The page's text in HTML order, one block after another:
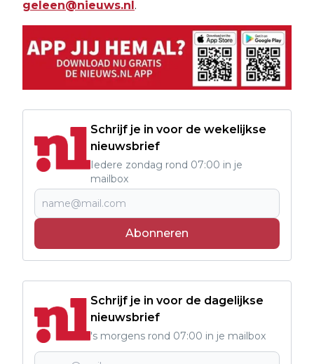
geleen@nieuws.nl.
Schrijf je in voor de wekelijkse
nieuwsbrief
Iedere zondag rond 07:00 in je
mailbox
Abonneren
Schrijf je in voor de dagelijkse
nieuwsbrief
's morgens rond 07:00 in je mailbox